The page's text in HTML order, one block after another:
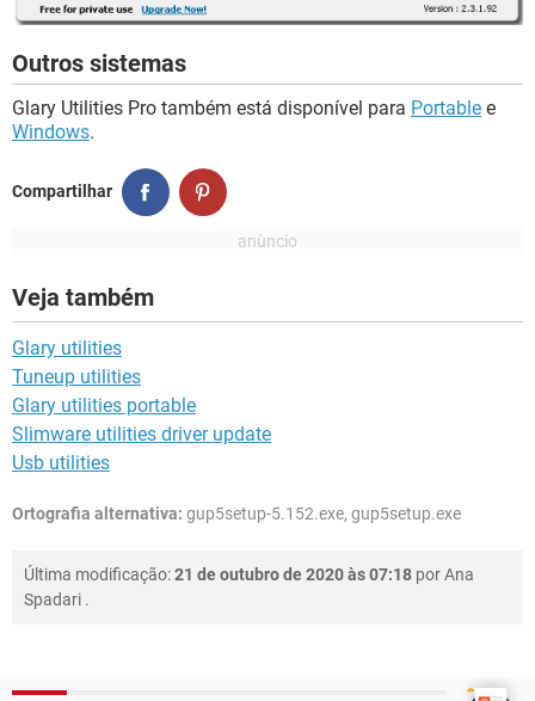
Outros sistemas
Glary Utilities Pro também está disponível para Portable e
Windows.
Compartilhar
Veja também
Glary utilities
Tuneup utilities
Glary utilities portable
Slimware utilities driver update
Usb utilities
Ortografia alternativa: gup5setup-5.152.exe, gup5setup.exe
Última modificação:21 de outubro de 2020 às 07:18 porAna
Spadari .